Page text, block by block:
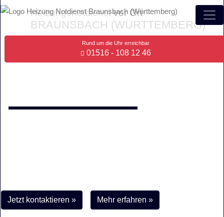
Heizungsnotdienstvor Ort
BRAUNSBACH (WÜRTTEMBERG)
Rund um die Uhr erreichbar
01516 - 108 12 46
Jetzt kontaktieren » Mehr erfahren »